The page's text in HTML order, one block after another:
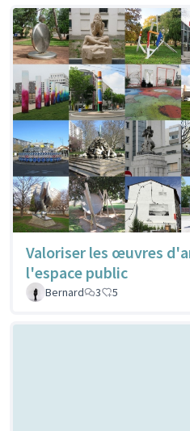
Valoriser les œuvres
l'espace public
Bernard
3 5